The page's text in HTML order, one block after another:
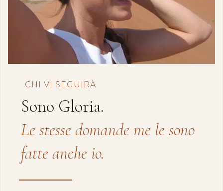
CHI VI SEGUIRÀ
Sono Gloria.
Le stesse domande me le sono
fatte anche io.